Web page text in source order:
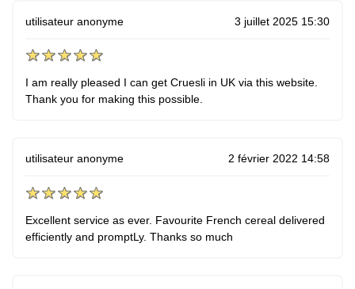
utilisateur anonyme 3 juillet 2025 15:30
I am really pleased I can get Cruesli in UK via this website.
Thank you for making this possible.
utilisateur anonyme 2 février 2022 14:58
Excellent service as ever. Favourite French cereal delivered
efficiently and promptLy. Thanks so much